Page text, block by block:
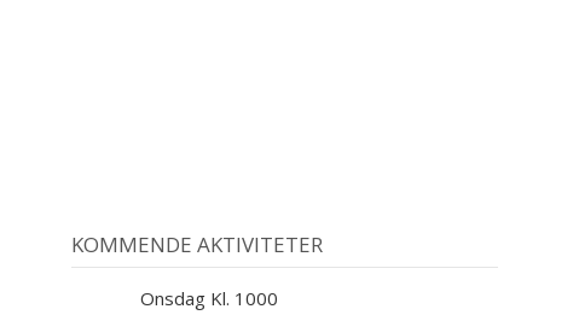
KOMMENDE AKTIVITETER
Onsdag Kl. 1000